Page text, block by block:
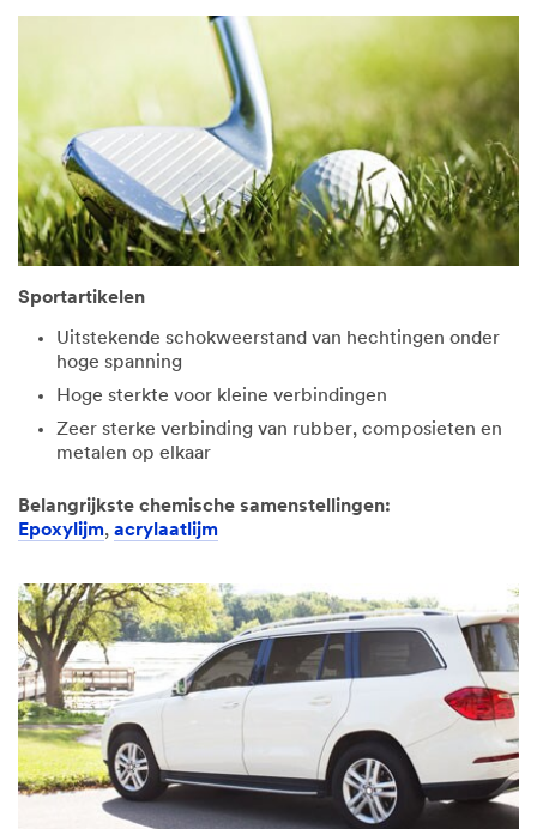
Sportartikelen
Uitstekende schokweerstand van hechtingen onder
hoge spanning
Hoge sterkte voor kleine verbindingen
Zeer sterke verbinding van rubber, composieten en
metalen op elkaar
Belangrijkste chemische samenstellingen:
Epoxylijm, acrylaatlijm